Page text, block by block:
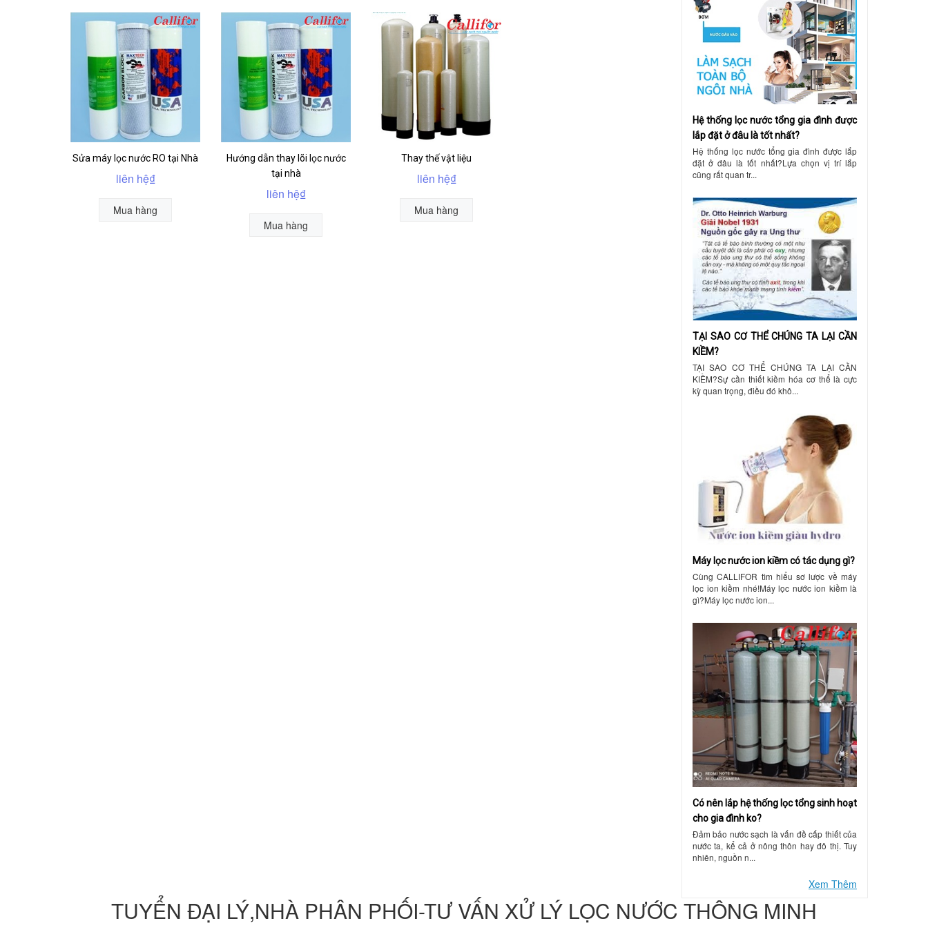
Sửa máy lọc nước RO tại Nhà
liên hệ₫
Mua hàng
Hướng dẫn thay lõi lọc nước
tại nhà
liên hệ₫
Mua hàng
Thay thế vật liệu
liên hệ₫
Mua hàng
Hệ thống lọc nước tổng gia đình được
lắp đặt ở đâu là tốt nhất?
Hệ thống lọc nước tổng gia đình được lắp
đặt ở đâu là tốt nhất?Lựa chọn vị trí lắp
cũng rất quan tr...
TẠI SAO CƠ THỂ CHÚNG TA LẠI CẦN
KIỀM?
TẠI SAO CƠ THỂ CHÚNG TA LẠI CẦN
KIỀM?Sự cần thiết kiềm hóa cơ thể là cực
kỳ quan trọng, điều đó khô...
Máy lọc nước ion kiềm có tác dụng gì?
Cùng CALLIFOR tìm hiểu sơ lược về máy
lọc ion kiềm nhé!Máy lọc nước ion kiềm là
gì?Máy lọc nước ion...
Có nên lắp hệ thống lọc tổng sinh hoạt
cho gia đình ko?
Đảm bảo nước sạch là vấn đề cấp thiết của
nước ta, kể cả ở nông thôn hay đô thị. Tuy
nhiên, nguồn n...
Xem Thêm
TUYỂN ĐẠI LÝ,NHÀ PHÂN PHỐI-TƯ VẤN XỬ LÝ LỌC NƯỚC THÔNG MINH